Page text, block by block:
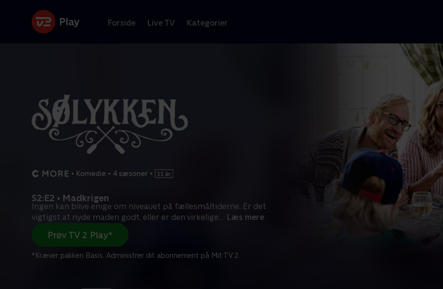
Forside Live TV Kategorier
• Komedie • 4 sæsoner •
S2:E2 • Madkrigen
Ingen kan blive enige om niveauet på fællesmåltiderne. Er det
vigtigst at nyde maden godt, eller er den virkelige... Læs mere
Prøv TV 2 Play*
*Kræver pakken Basis. Administrer dit abonnement på Mit TV 2.